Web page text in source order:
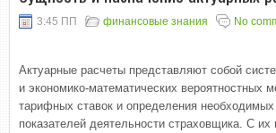
3:45 ПП финансовые знания No
Актуарные расчеты представляют собой
и экономико-математических вероятностных
тарифных ставок и определения
показателей деятельности страховщика. С